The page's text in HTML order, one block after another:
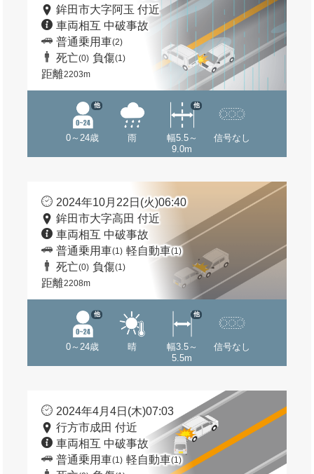
鉾田市大字阿玉 付近
車両相互 中破事故
普通乗用車(2)
死亡(0) 負傷(1)
距離2203m
0～24歳
他
雨
幅5.5～
9.0m
他
信号なし
2024年10月22日(火)06:40
鉾田市大字高田 付近
車両相互 中破事故
普通乗用車(1) 軽自動車(1)
死亡(0) 負傷(1)
距離2208m
0～24歳
他
晴
幅3.5～
5.5m
他
信号なし
2024年4月4日(木)07:03
行方市成田 付近
車両相互 中破事故
普通乗用車(1) 軽自動車(1)